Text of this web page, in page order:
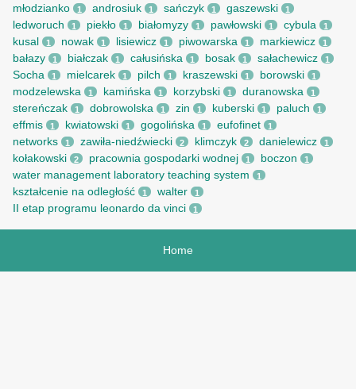
młodzianko 1 androsiuk 1 sańczyk 1 gaszewski 1
ledworuch 1 piekło 1 białomyzy 1 pawłowski 1 cybula 1
kusal 1 nowak 1 lisiewicz 1 piwowarska 1 markiewicz 1
bałazy 1 białczak 1 całusińska 1 bosak 1 sałachewicz 1
Socha 1 mielcarek 1 pilch 1 kraszewski 1 borowski 1
modzelewska 1 kamińska 1 korzybski 1 duranowska 1
stereńczak 1 dobrowolska 1 zin 1 kuberski 1 paluch 1
effmis 1 kwiatowski 1 gogolińska 1 eufofinet 1
networks 1 zawiła-niedźwiecki 2 klimczyk 2 danielewicz 1
kołakowski 2 pracownia gospodarki wodnej 1 boczon 1
water management laboratory teaching system 1
kształcenie na odległość 1 walter 1
II etap programu leonardo da vinci 1
Home